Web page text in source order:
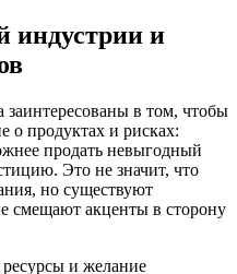
индустрии и
в том, чтобы
о продуктах и рисках:
продать невыгодный
Это не значит, что
но существуют
смещают акценты в сторону
и желание